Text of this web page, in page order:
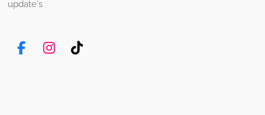
update's
F
I
T